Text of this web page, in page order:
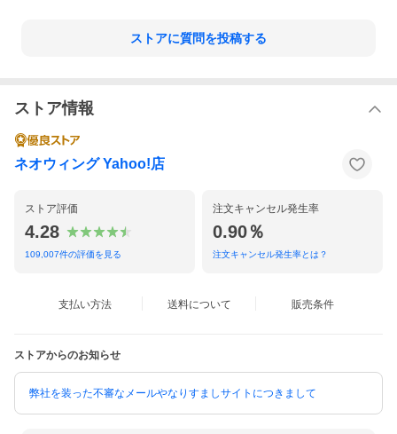
ストアに質問を投稿する
ストア情報
ネオウィング Yahoo!店
ストア評価
4.28
109,007件の評価を見る
注文キャンセル発生率
0.90％
注文キャンセル発生率とは？
支払い方法 送料について 販売条件
ストアからのお知らせ
弊社を装った不審なメールやなりすましサイトにつきまして